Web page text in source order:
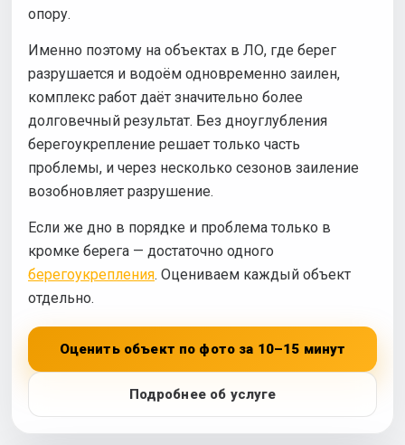
опору.
Именно поэтому на объектах в ЛО, где берег
разрушается и водоём одновременно заилен,
комплекс работ даёт значительно более
долговечный результат. Без дноуглубления
берегоукрепление решает только часть
проблемы, и через несколько сезонов заиление
возобновляет разрушение.
Если же дно в порядке и проблема только в
кромке берега — достаточно одного
берегоукрепления. Оцениваем каждый объект
отдельно.
Оценить объект по фото за 10–15 минут
Подробнее об услуге